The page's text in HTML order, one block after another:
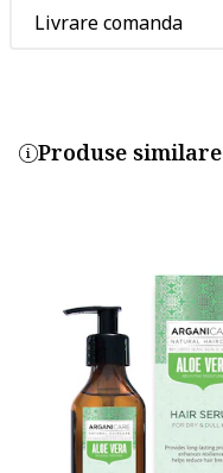
Livrare comanda
Produse similare